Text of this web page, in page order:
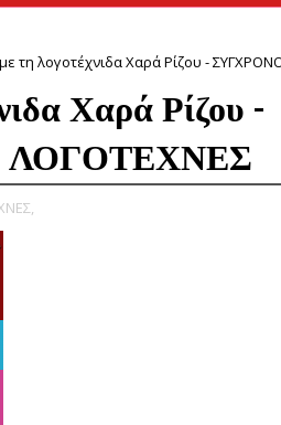
τη λογοτέχνιδα Χαρά Ρίζου -
Χαρά Ρίζου -